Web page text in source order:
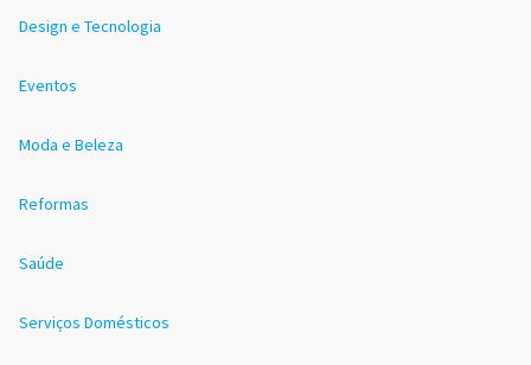
Design e Tecnologia
Eventos
Moda e Beleza
Reformas
Saúde
Serviços Domésticos